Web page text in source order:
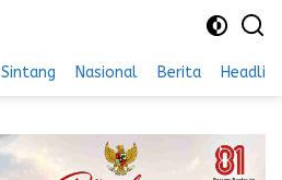
Sintang Nasional Berita Headline